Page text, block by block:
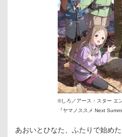
©しろ／アース・スター エ
『ヤマノススメ Next
あおいとひなた、ふたりで始め